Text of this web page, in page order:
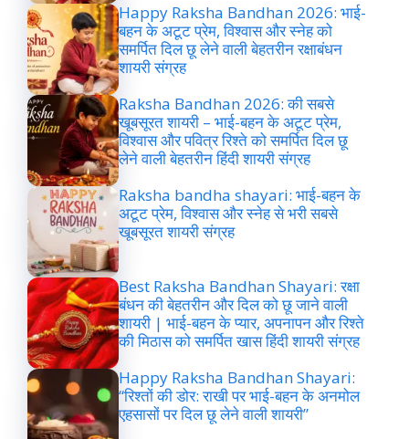
Happy Raksha Bandhan 2026: भाई-
बहन के अटूट प्रेम, विश्वास और स्नेह को
समर्पित दिल छू लेने वाली बेहतरीन रक्षाबंधन
शायरी संग्रह
Raksha Bandhan 2026: की सबसे
खूबसूरत शायरी – भाई-बहन के अटूट प्रेम,
विश्वास और पवित्र रिश्ते को समर्पित दिल छू
लेने वाली बेहतरीन हिंदी शायरी संग्रह
Raksha bandha shayari: भाई-बहन के
अटूट प्रेम, विश्वास और स्नेह से भरी सबसे
खूबसूरत शायरी संग्रह
Best Raksha Bandhan Shayari: रक्षा
बंधन की बेहतरीन और दिल को छू जाने वाली
शायरी | भाई-बहन के प्यार, अपनापन और रिश्ते
की मिठास को समर्पित खास हिंदी शायरी संग्रह
Happy Raksha Bandhan Shayari:
“रिश्तों की डोर: राखी पर भाई-बहन के अनमोल
एहसासों पर दिल छू लेने वाली शायरी”